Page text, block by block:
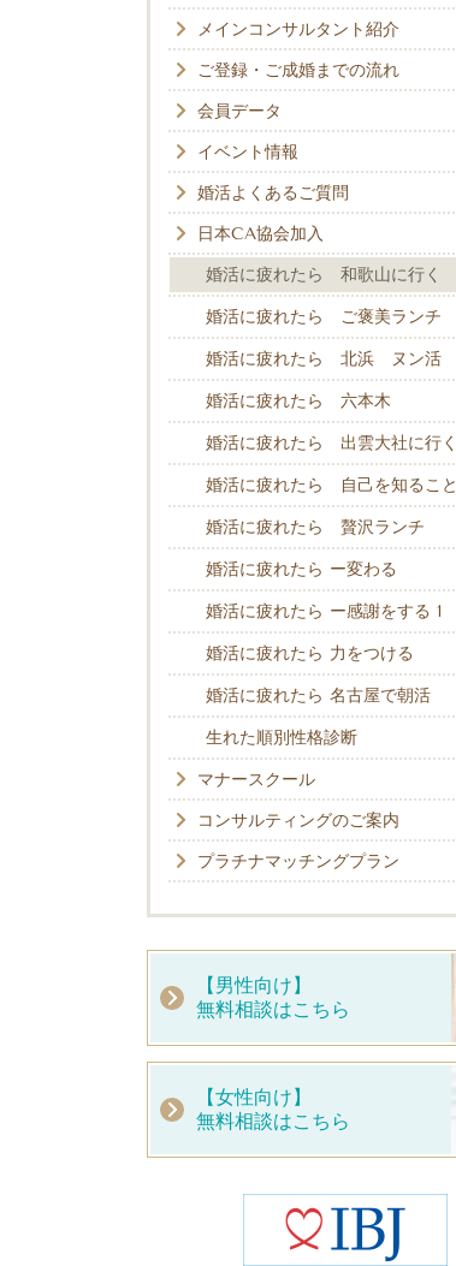
メインコンサルタント紹介
ご登録・ご成婚までの流れ
会員データ
イベント情報
婚活よくあるご質問
日本CA協会加入
婚活に疲れたら 和歌山に行く
婚活に疲れたら ご褒美ランチ
婚活に疲れたら 北浜 ヌン活
婚活に疲れたら 六本木
婚活に疲れたら 出雲大社に行く
婚活に疲れたら 自己を知ること
婚活に疲れたら 贅沢ランチ
婚活に疲れたら ー変わる
婚活に疲れたら ー感謝をする 1
婚活に疲れたら 力をつける
婚活に疲れたら 名古屋で朝活
生れた順別性格診断
マナースクール
コンサルティングのご案内
プラチナマッチングプラン
【男性向け】
無料相談はこちら
【女性向け】
無料相談はこちら